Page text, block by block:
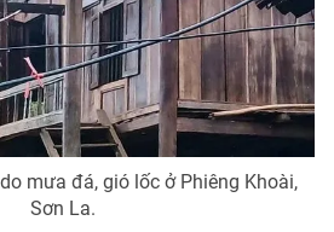
Podcast
Infographic
Shorts video
mưa đá, gió lốc ở Phiêng Khoài,
Sơn La.